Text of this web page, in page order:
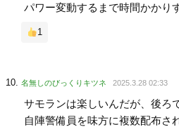
パワー変動するまで時間かかり
1
名無しのびっくりキツネ 2025.3.28 02:33
サモランは楽しいんだが、後ろ
自陣警備員を味方に複数配布さ